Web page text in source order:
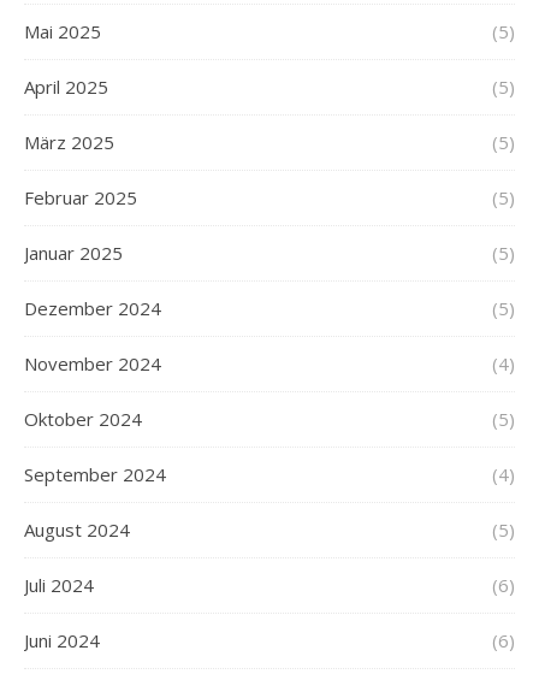
Mai 2025 (5)
April 2025 (5)
März 2025 (5)
Februar 2025 (5)
Januar 2025 (5)
Dezember 2024 (5)
November 2024 (4)
Oktober 2024 (5)
September 2024 (4)
August 2024 (5)
Juli 2024 (6)
Juni 2024 (6)